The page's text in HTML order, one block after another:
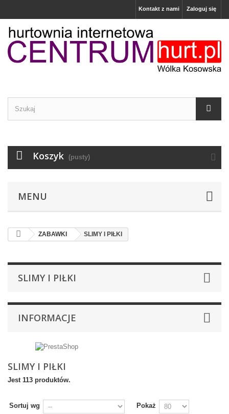
Zaloguj się
Kontakt z nami
Koszyk (pusty)
MENU
ZABAWKI SLIMY I PIŁKI
SLIMY I PIŁKI
INFORMACJE
SLIMY I PIŁKI
Jest 113 produktów.
Sortuj wg
Pokaż